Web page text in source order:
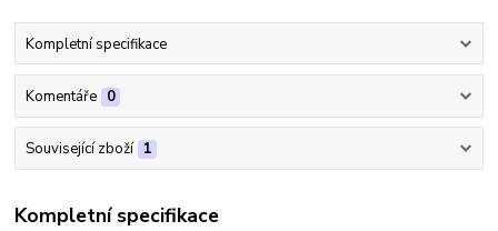
Kompletní specifikace
Komentáře 0
Související zboží 1
Kompletní specifikace